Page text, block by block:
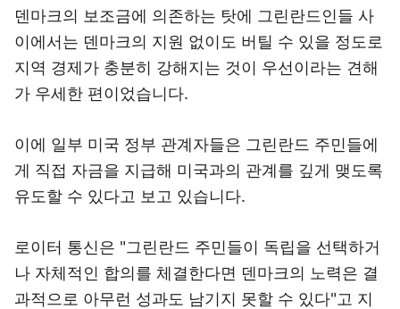
덴마크의 보조금에 의존하는 탓에 그린란드인들 사
이에서는 덴마크의 지원 없이도 버틸 수 있을 정도로
지역 경제가 충분히 강해지는 것이 우선이라는 견해
가 우세한 편이었습니다.
이에 일부 미국 정부 관계자들은 그린란드 주민들에
게 직접 자금을 지급해 미국과의 관계를 깊게 맺도록
유도할 수 있다고 보고 있습니다.
로이터 통신은 "그린란드 주민들이 독립을 선택하거
나 자체적인 합의를 체결한다면 덴마크의 노력은 결
과적으로 아무런 성과도 남기지 못할 수 있다"고 지